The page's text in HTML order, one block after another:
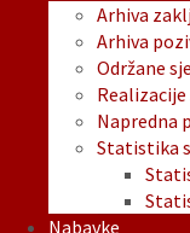
Arhiva
Arhiva
Održane
Napredna
Statistika
Nabavke